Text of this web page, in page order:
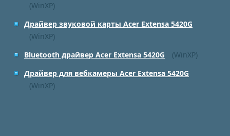
(WinXP)
Драйвер звуковой карты Acer Extensa 5420G
(WinXP)
Bluetooth драйвер Acer Extensa 5420G
(WinXP)
Драйвер для вебкамеры Acer Extensa 5420G
(WinXP)